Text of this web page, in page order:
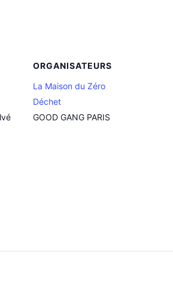
ORGANISATEURS
La Maison du Zéro
Déchet
GOOD GANG PARIS